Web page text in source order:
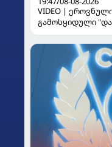
VIDEO |
გამოსყიდული